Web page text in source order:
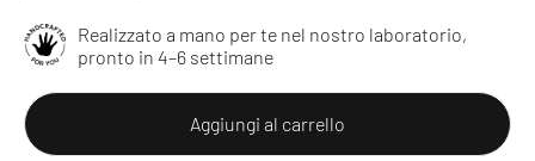
Realizzato a mano per te nel nostro laboratorio,
pronto in 4–6 settimane
Aggiungi al carrello